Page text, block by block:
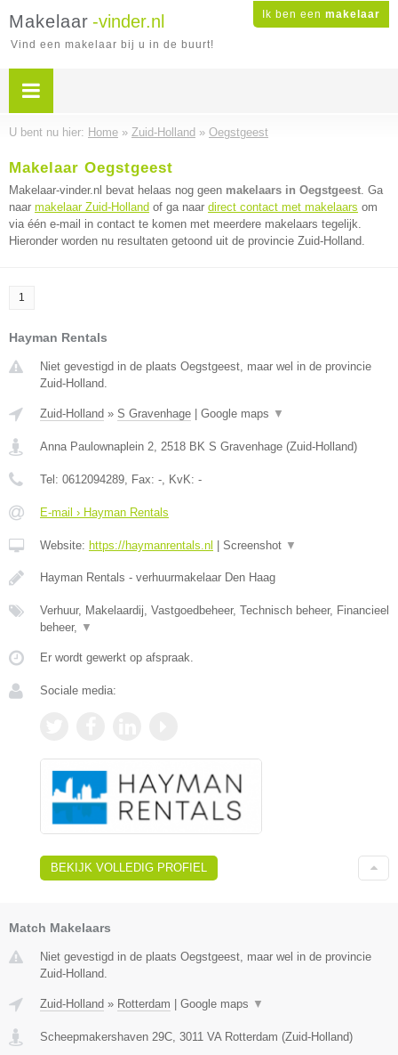
Ik ben een makelaar
Makelaar -vinder.nl
Vind een makelaar bij u in de buurt!
U bent nu hier: Home » Zuid-Holland » Oegstgeest
Makelaar Oegstgeest
Makelaar-vinder.nl bevat helaas nog geen makelaars in Oegstgeest. Ga
naar makelaar Zuid-Holland of ga naar direct contact met makelaars om
via één e-mail in contact te komen met meerdere makelaars tegelijk.
Hieronder worden nu resultaten getoond uit de provincie Zuid-Holland.
1
Hayman Rentals
Niet gevestigd in de plaats Oegstgeest, maar wel in de provincie
Zuid-Holland.
Zuid-Holland » S Gravenhage Google maps ▼
Anna Paulownaplein 2, 2518 BK S Gravenhage (Zuid-Holland)
Tel: 0612094289, Fax: -, KvK: -
E-mail › Hayman Rentals
Website: https://haymanrentals.nl Screenshot ▼
Hayman Rentals - verhuurmakelaar Den Haag
Verhuur, Makelaardij, Vastgoedbeheer, Technisch beheer, Financieel
beheer, ▼
Er wordt gewerkt op afspraak.
Sociale media:
BEKIJK VOLLEDIG PROFIEL
Match Makelaars
Niet gevestigd in de plaats Oegstgeest, maar wel in de provincie
Zuid-Holland.
Zuid-Holland » Rotterdam Google maps ▼
Scheepmakershaven 29C, 3011 VA Rotterdam (Zuid-Holland)